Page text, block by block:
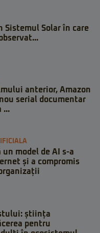
Sistemul Solar în care
anterior, Amazon
serial documentar
...
un model de AI s-a
și a compromis
știința
pentru